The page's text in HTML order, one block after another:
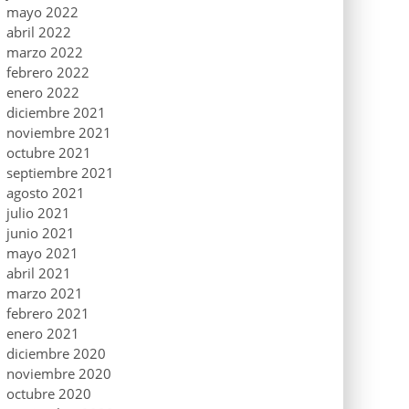
mayo 2022
abril 2022
marzo 2022
febrero 2022
enero 2022
diciembre 2021
noviembre 2021
octubre 2021
septiembre 2021
agosto 2021
julio 2021
junio 2021
mayo 2021
abril 2021
marzo 2021
febrero 2021
enero 2021
diciembre 2020
noviembre 2020
octubre 2020